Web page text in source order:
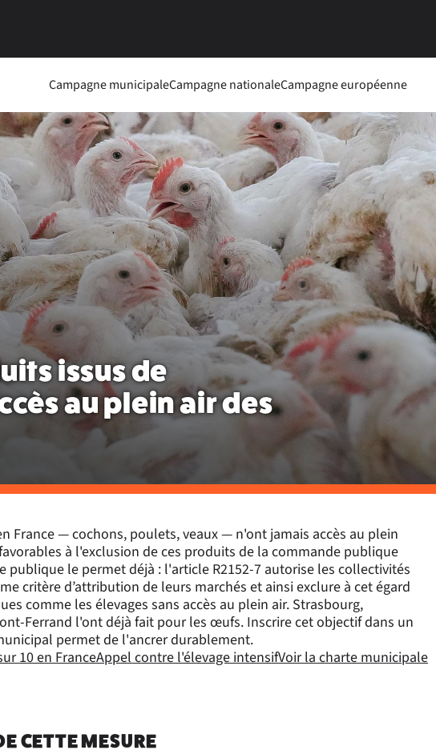
Campagne municipaleCampagne nationaleCampagne européenne
issus de
au plein air des
France — cochons, poulets, veaux — n'ont jamais accès au plein
à l'exclusion de ces produits de la commande publique
publique le permet déjà : l'article R2152-7 autorise les collectivités
critère d’attribution de leurs marchés et ainsi exclure à cet égard
comme les élevages sans accès au plein air. Strasbourg,
Ferrand l'ont déjà fait pour les œufs. Inscrire cet objectif dans un
permet de l'ancrer durablement.
10 en FranceAppel contre l'élevage intensifVoir la charte municipale
CETTE MESURE